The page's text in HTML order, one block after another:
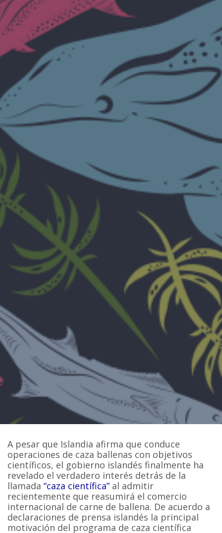
A pesar que Islandia afirma que conduce
operaciones de caza ballenas con objetivos
científicos, el gobierno islandés finalmente ha
revelado el verdadero interés detrás de la
llamada“caza científica” al admitir
recientemente que reasumirá el comercio
internacional de carne de ballena. De acuerdo a
declaraciones de prensa islandés la principal
motivación del programa de caza científica